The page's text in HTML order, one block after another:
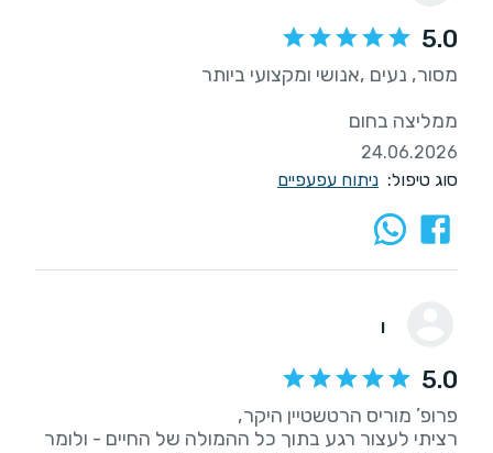
5.0
ממליצה בחום
24.06.2026
סוג טיפול: ניתוח עפעפיים
ו
5.0
רציתי לעצור רגע בתוך כל ההמולה של החיים - ולומר